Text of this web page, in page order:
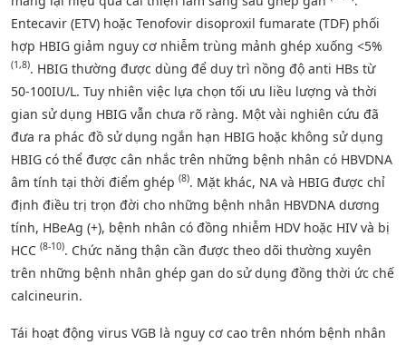
Entecavir (ETV) hoặc Tenofovir disoproxil fumarate (TDF) phối
hợp HBIG giảm nguy cơ nhiễm trùng mảnh ghép xuống <5%
(1,8). HBIG thường được dùng để duy trì nồng độ anti HBs từ
50-100IU/L. Tuy nhiên việc lựa chọn tối ưu liều lượng và thời
gian sử dụng HBIG vẫn chưa rõ ràng. Một vài nghiên cứu đã
đưa ra phác đồ sử dụng ngắn hạn HBIG hoặc không sử dụng
HBIG có thể được cân nhắc trên những bệnh nhân có HBVDNA
âm tính tại thời điểm ghép (8). Mặt khác, NA và HBIG được chỉ
định điều trị trọn đời cho những bệnh nhân HBVDNA dương
tính, HBeAg (+), bệnh nhân có đồng nhiễm HDV hoặc HIV và bị
HCC (8-10). Chức năng thận cần được theo dõi thường xuyên
trên những bệnh nhân ghép gan do sử dụng đồng thời ức chế
calcineurin.
Tái hoạt động virus VGB là nguy cơ cao trên nhóm bệnh nhân